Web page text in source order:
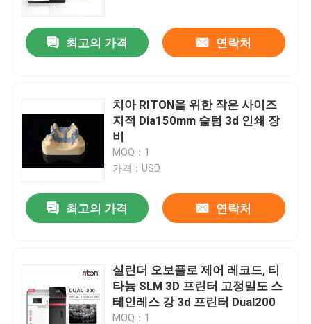
최고의 가격 연락처
치아 RITON을 위한 작은 사이즈
지적 Dia150mm 슬텀 3d 인쇄 장
비
MOQ：1
가격：USD
최고의 가격 연락처
실린더 오보플로 제어 레코드, 티
타늄 SLM 3D 프린터 고정밀도 스
테인레스 강 3d 프린터 Dual200
MOQ：1